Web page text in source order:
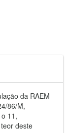
da RAEM
86/M,
11,
deste